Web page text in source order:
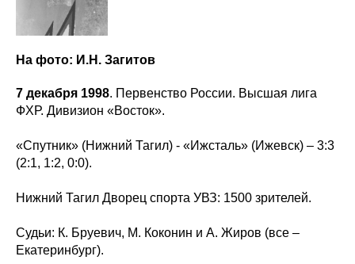
На фото: И.Н. Загитов
7 декабря 1998. Первенство России. Высшая лига
ФХР. Дивизион «Восток».
«Спутник» (Нижний Тагил) - «Ижсталь» (Ижевск) – 3:3
(2:1, 1:2, 0:0).
Нижний Тагил Дворец спорта УВЗ: 1500 зрителей.
Судьи: К. Бруевич, М. Коконин и А. Жиров (все –
Екатеринбург).